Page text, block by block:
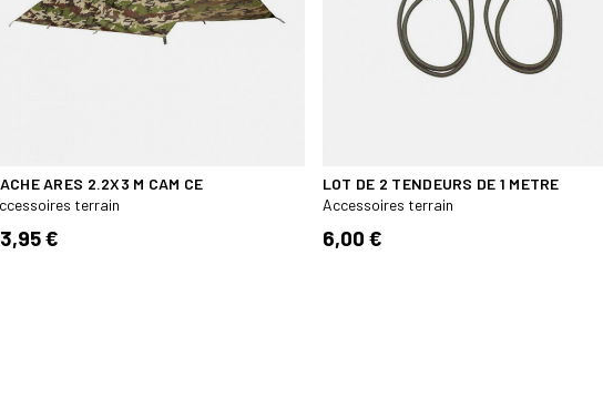
ARES 2.2X3 M CAM CE
terrain
€
LOT DE 2 TENDEURS DE 1 METRE
Accessoires terrain
6,00 €